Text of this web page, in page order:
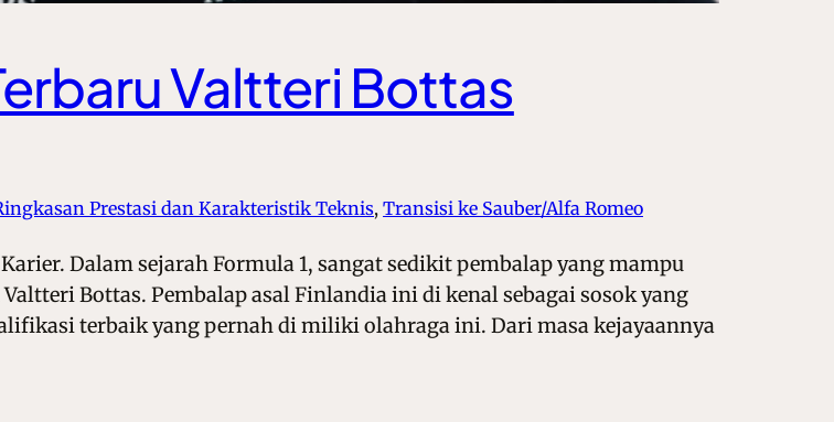
Valtteri Bottas
Prestasi dan Karakteristik Teknis, Transisi ke Sauber/Alfa Romeo
Dalam sejarah Formula 1, sangat sedikit pembalap yang mampu
Bottas. Pembalap asal Finlandia ini di kenal sebagai sosok yang
terbaik yang pernah di miliki olahraga ini. Dari masa kejayaannya